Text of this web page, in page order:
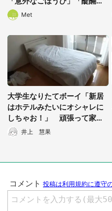
味！」
Met
大学生なりたてボーイ「新居
はホテルみたいにオシャレに
しちゃお！」 頑張って家具
をそろえた結果「病室出来
た...」
井上 慧果